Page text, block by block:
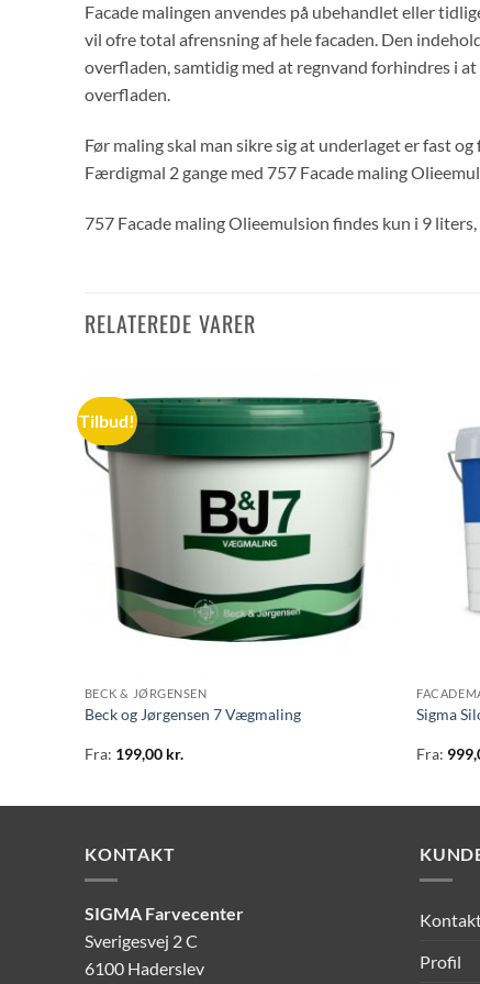
Facade malingen anvendes på ubehandlet eller
vil ofre total afrensning af hele facaden. Den
overfladen, samtidig med at regnvand forhindres i
overfladen.
Før maling skal man sikre sig at underlaget er fast
Færdigmal 2 gange med 757 Facade maling
757 Facade maling Olieemulsion findes kun i 9
RELATEREDE VARER
Tilbud!
BECK & JØRGENSEN
Beck og Jørgensen 7 Vægmaling
Fra: 199,00 kr.
Sigma
Fra:
KONTAKT
SIGMA Farvecenter
Sverigesvej 2 C
6100 Haderslev
Profil